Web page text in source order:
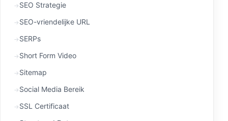
SEO Strategie
SEO-vriendelijke URL
SERPs
Short Form Video
Sitemap
Social Media Bereik
SSL Certificaat